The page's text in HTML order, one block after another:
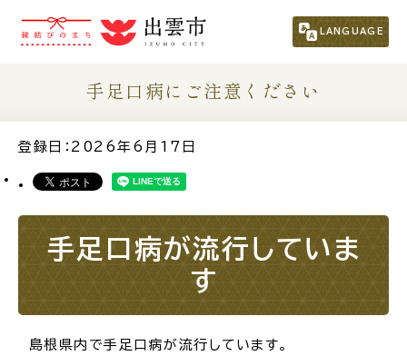
LANGUAGE
市民の方 （くらし・行政・議会）
事業者の方
観光される方
移住・定住をお考えの方
For Foreigners
手足口病にご注意ください
登録日：2026年6月17日
手足口病が流行していま
す
島根県内で手足口病が流行しています。